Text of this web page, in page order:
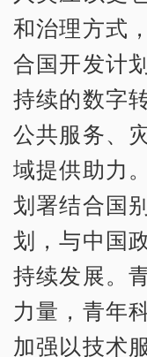
和治理方式
合国开发计
持续的数字
公共服务、
域提供助力
划署结合国
划，与中国
持续发展。
力量，青年
加强以技术